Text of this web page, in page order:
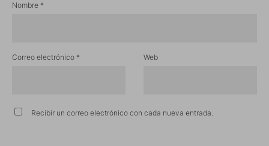
Nombre *
Correo electrónico * Web
Recibir un correo electrónico con cada nueva entrada.